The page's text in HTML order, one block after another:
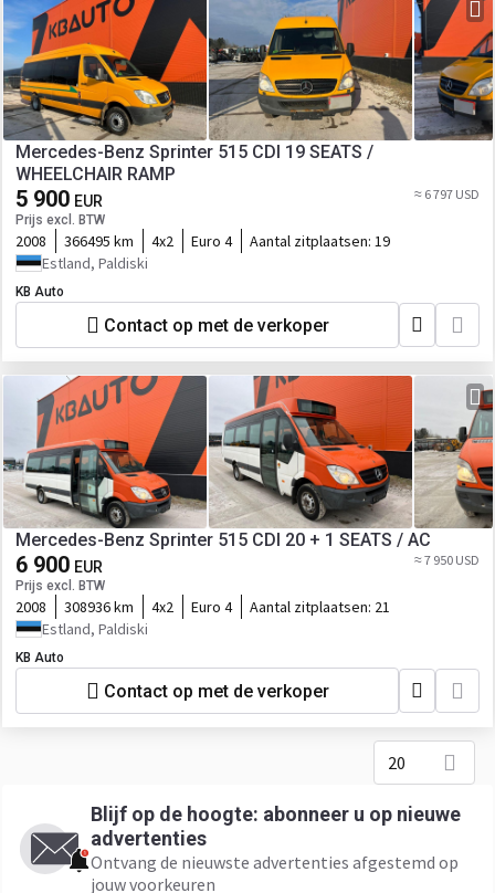
Mercedes-Benz Sprinter 515 CDI 19 SEATS /
WHEELCHAIR RAMP
5 900 EUR
Prijs excl. BTW
≈ 6 797 USD
2008 366495 km 4x2 Euro 4 Aantal zitplaatsen: 19
Estland, Paldiski
KB Auto
Contact op met de verkoper
Mercedes-Benz Sprinter 515 CDI 20 + 1 SEATS / AC
6 900 EUR
Prijs excl. BTW
≈ 7 950 USD
2008 308936 km 4x2 Euro 4 Aantal zitplaatsen: 21
Estland, Paldiski
KB Auto
Contact op met de verkoper
20
Blijf op de hoogte: abonneer u op nieuwe
advertenties
Ontvang de nieuwste advertenties afgestemd op
jouw voorkeuren